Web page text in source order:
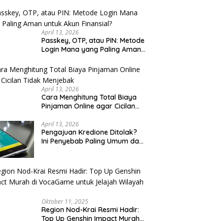
April 13, 2026
Passkey, OTP, atau PIN: Metode
Login Mana yang Paling Aman
April 13, 2026
Cara Menghitung Total Biaya
Pinjaman Online agar Cicilan
April 13, 2026
Pengajuan Kredione Ditolak?
Ini Penyebab Paling Umum dan
Oktober 11, 2025
Region Nod-Krai Resmi Hadir:
Top Up Genshin Impact Murah